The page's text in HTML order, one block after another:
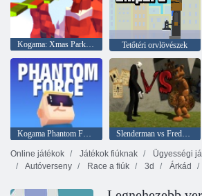
Kogama: Xmas Parkour Tetőtéri orvlövészek
Kogama Phantom Force Slenderman vs Freddy A Fazbear
Online játékok
Játékok fiúknak Ügyességi
Autóverseny
Race a fiúk 3d Árkád